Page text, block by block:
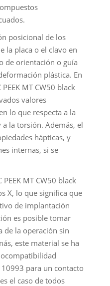
posicional de los
la placa o el clavo en
de orientación o guía
plástica. En
PEEK MT CW50 black
valores
lo que respecta a la
la torsión. Además, el
hápticas, y
internas, si se
PEEK MT CW50 black
X, lo que significa que
de implantación
es posible tomar
de la operación sin
este material se ha
para un contacto
el caso de todos